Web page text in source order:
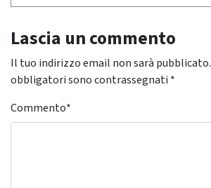
Lascia un commento
Il tuo indirizzo email non sarà pubblicato.
obbligatori sono contrassegnati *
Commento*